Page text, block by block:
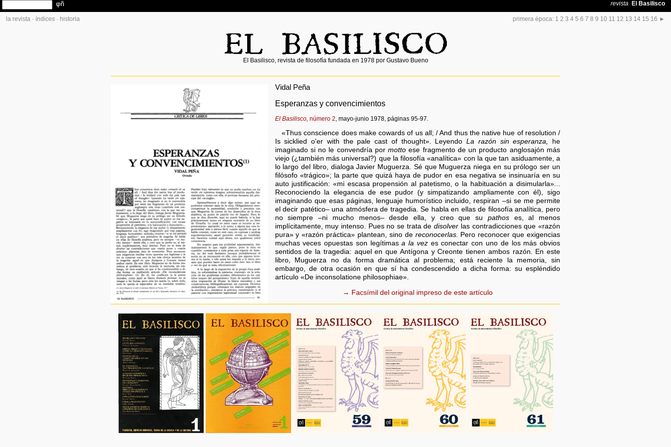
la revista · índices · historia primera época: 1 2 3 4 5 6 7 8 9 10 11 12 13 14 15 16 ►
El Basilisco, revista de filosofía fundada en 1978 por Gustavo Bueno
Vidal Peña
Esperanzas y convencimientos
El Basilisco, número 2, mayo-junio 1978, páginas 95-97.
«Thus conscience does make cowards of us all; / And thus the native hue of resolution /
Is sicklied o'er with the pale cast of thought». LeyendoLa razón sin esperanza, he
imaginado si no le convendría pormotto ese fragmento de un producto anglosajón más
viejo (¿también más universal?) que la filosofía «analítica» con la que tan asiduamente, a
lo largo del libro, dialoga Javier Muguerza. Sé que Muguerza niega en su prólogo ser un
filósofo «trágico»; la parte que quizá haya de pudor en esa negativa se insinuaría en su
auto justificación: «mi escasa propensión al patetismo, o la habituación a disimularla»...
Reconociendo la elegancia de ese pudor (y simpatizando ampliamente con él), sigo
imaginando que esas páginas, lenguaje humorístico incluido, respiran –si se me permite
el decir patético– una atmósfera de tragedia. Se habla en ellas de filosofía analítica, pero
no siempre –ni mucho menos– desde ella, y creo que su pathoses, al menos
implícitamente, muy intenso. Pues no se trata dedisolver las contradicciones que «razón
pura» y «razón práctica» plantean, sino de reconocerlas. Pero reconocer que exigencias
muchas veces opuestas son legítimasa la vezes conectar con uno de los más obvios
sentidos de la tragedia: aquel en que Antígona y Creonte tienen ambos razón. En este
libro, Muguerza no da forma dramática al problema; está reciente la memoria, sin
embargo, de otra ocasión en que sí ha condescendido a dicha forma: su espléndido
artículo «De inconsolatione philosophiae».
→ Facsímil del original impreso de este artículo